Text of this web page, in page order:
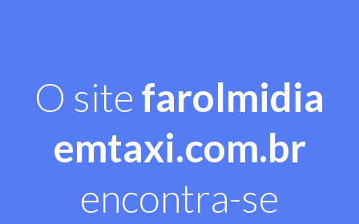
O site farolmidia
emtaxi.com.br
encontra-se